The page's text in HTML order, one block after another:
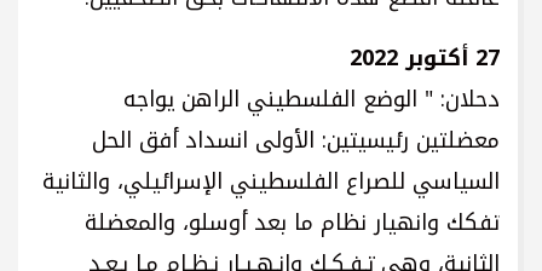
27 أكتوبر 2022
دحلان: " الوضع الفلسطيني الراهن يواجه
معضلتين رئيسيتين: الأولى انسداد أفق الحل
السياسي للصراع الفلسطيني الإسرائيلي، والثانية
تفكك وانهيار نظام ما بعد أوسلو، والمعضلة